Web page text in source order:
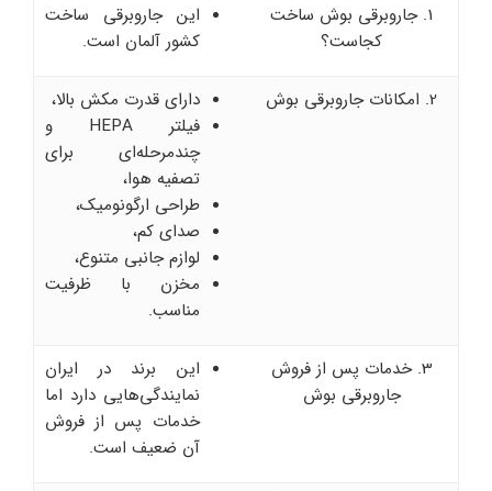
1. جاروبرقی بوش ساخت
کجاست؟
این جاروبرقی ساخت
کشور آلمان است.
2. امکانات جاروبرقی بوش
دارای قدرت مکش بالا،
فیلتر HEPA و
چندمرحله‌ای برای
تصفیه هوا،
طراحی ارگونومیک،
صدای کم،
لوازم جانبی متنوع،
مخزن با ظرفیت
مناسب.
3. خدمات پس از فروش
جاروبرقی بوش
این برند در ایران
نمایندگی‌هایی دارد اما
خدمات پس از فروش
آن ضعیف است.